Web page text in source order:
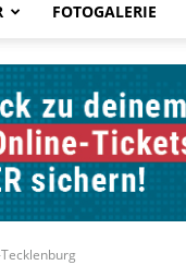
FOTOGALERIE